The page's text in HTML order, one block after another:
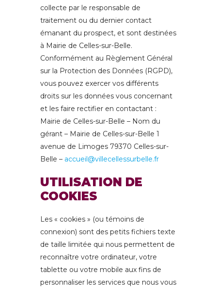
collecte par le responsable de
traitement ou du dernier contact
émanant du prospect, et sont destinées
à Mairie de Celles-sur-Belle.
Conformément au Règlement Général
sur la Protection des Données (RGPD),
vous pouvez exercer vos différents
droits sur les données vous concernant
et les faire rectifier en contactant :
Mairie de Celles-sur-Belle – Nom du
gérant – Mairie de Celles-sur-Belle 1
avenue de Limoges 79370 Celles-sur-
Belle – accueil@villecellessurbelle.fr
UTILISATION DE
COOKIES
Les « cookies » (ou témoins de
connexion) sont des petits fichiers texte
de taille limitée qui nous permettent de
reconnaître votre ordinateur, votre
tablette ou votre mobile aux fins de
personnaliser les services que nous vous